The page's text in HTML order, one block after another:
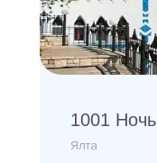
1001 Ночь
Ялта